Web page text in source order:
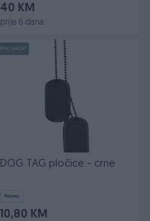
40 KM
prije 6 dana
PIK SHOP
DOG TAG pločice - crne
Novo
10,80 KM